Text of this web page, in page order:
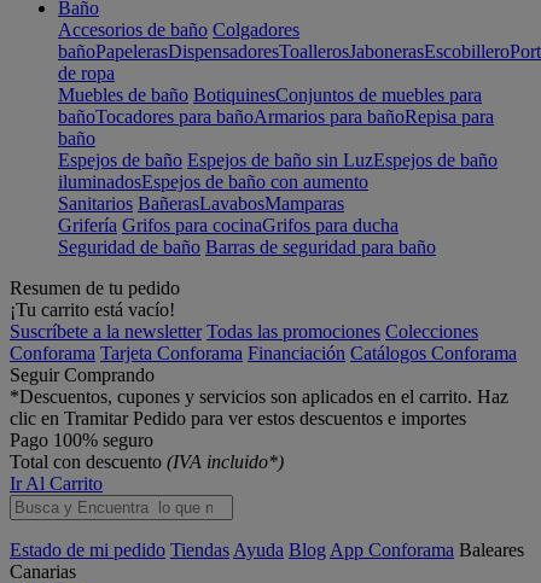
Baño
Accesorios de baño Colgadores
bañoPapelerasDispensadoresToallerosJabonerasEscobillero
de ropa
Muebles de baño BotiquinesConjuntos de muebles para
bañoTocadores para bañoArmarios para bañoRepisa para
baño
Espejos de baño Espejos de baño sin LuzEspejos de baño
iluminadosEspejos de baño con aumento
Sanitarios BañerasLavabosMamparas
Grifería Grifos para cocinaGrifos para ducha
Seguridad de baño Barras de seguridad para baño
Resumen de tu pedido
¡Tu carrito está vacío!
Suscríbete a la newsletter Todas las promociones Colecciones
Conforama Tarjeta Conforama Financiación Catálogos Conforama
Seguir Comprando
*Descuentos, cupones y servicios son aplicados en el carrito. Haz
clic en Tramitar Pedido para ver estos descuentos e importes
Pago 100% seguro
Total con descuento (IVA incluido*)
Ir Al Carrito
Estado de mi pedido Tiendas Ayuda Blog App Conforama Baleares
Canarias